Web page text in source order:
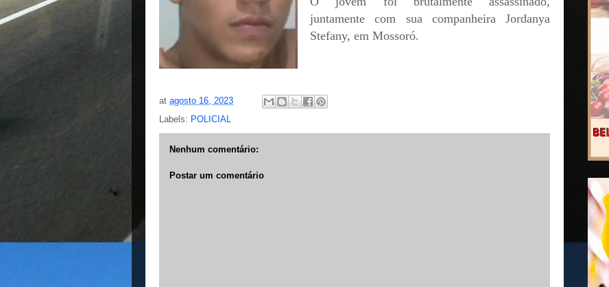
juntamente com sua companheira Jordanya
Stefany, em Mossoró.
at agosto 16, 2023
Labels: POLICIAL
Nenhum comentário:
Postar um comentário